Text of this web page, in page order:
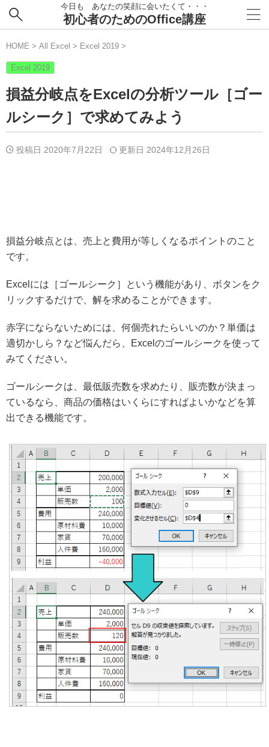
今日も あなたの笑顔に会いたくて・・・
初心者のためのOffice講座
HOME > All Excel > Excel 2019 >
Excel 2019
損益分岐点をExcelの分析ツール［ゴー
ルシーク］で求めてみよう
投稿日 2020年7月22日 更新日 2024年12月26日
損益分岐点とは、売上と費用が等しくなるポイントのこと
です。
Excelには［ゴールシーク］という機能があり、ボタンをク
リックするだけで、解を求めることができます。
赤字にならないためには、何個売れたらいいのか？単価は
適切かしら？など悩んだら、Excelのゴールシークを使って
みてください。
ゴールシークは、最低販売数を求めたり、販売数が決まっ
ているなら、商品の価格はいくらにすればよいかなどを算
出できる機能です。